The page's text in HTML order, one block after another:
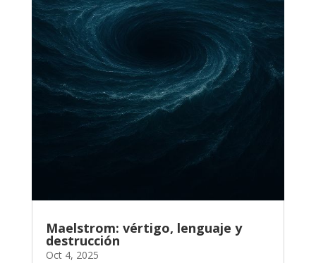
Maelstrom: vértigo, lenguaje y
destrucción
Oct 4, 2025